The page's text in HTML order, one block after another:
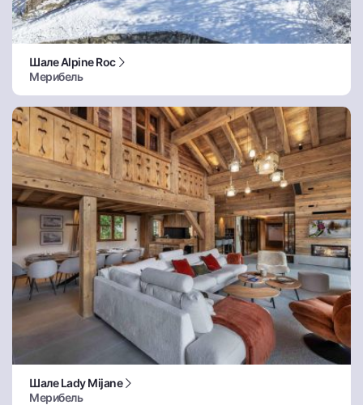
Шале Alpine Roc
Мерибель
Шале Lady Mijane
Мерибель